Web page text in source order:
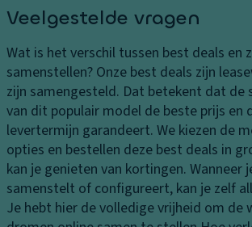
er
g
s
k
o
st
e
n
K
o
ra
v
er
li
c
h
ti
n
g
M
a
e
n
In
h
o
u
d
la
a
d
Veelgestelde vragen
Wat is het verschil tussen best deals en
samenstellen? Onze best deals zijn
zijn samengesteld. Dat betekent dat de
van dit populair model de beste prijs en
levertermijn garandeert. We kiezen de
opties en bestellen deze best deals in
kan je genieten van kortingen. Wanneer
samenstelt of configureert, kan je zelf
Je hebt hier de volledige vrijheid om de